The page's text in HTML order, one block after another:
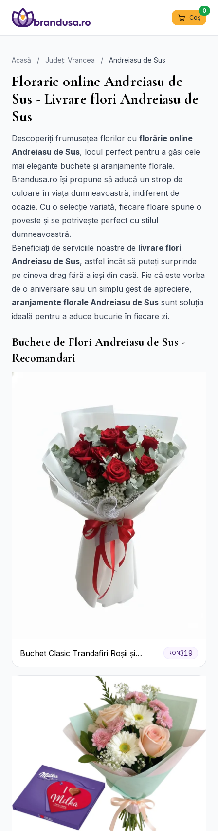
Coș
0
Acasă / Județ: Vrancea / Andreiasu de Sus
Florarie online Andreiasu de
Sus - Livrare flori Andreiasu de
Sus
Descoperiți frumusețea florilor cu florărie online
Andreiasu de Sus, locul perfect pentru a găsi cele
mai elegante buchete și aranjamente florale.
Brandusa.ro își propune să aducă un strop de
culoare în viața dumneavoastră, indiferent de
ocazie. Cu o selecție variată, fiecare floare spune o
poveste și se potrivește perfect cu stilul
dumneavoastră.
Beneficiați de serviciile noastre de livrare flori
Andreiasu de Sus, astfel încât să puteți surprinde
pe cineva drag fără a ieși din casă. Fie că este vorba
de o aniversare sau un simplu gest de apreciere,
aranjamente florale Andreiasu de Sus sunt soluția
ideală pentru a aduce bucurie în fiecare zi.
Buchete de Flori Andreiasu de Sus -
Recomandari
Buchet Clasic Trandafiri Roșii și
Eucalipt
RON319